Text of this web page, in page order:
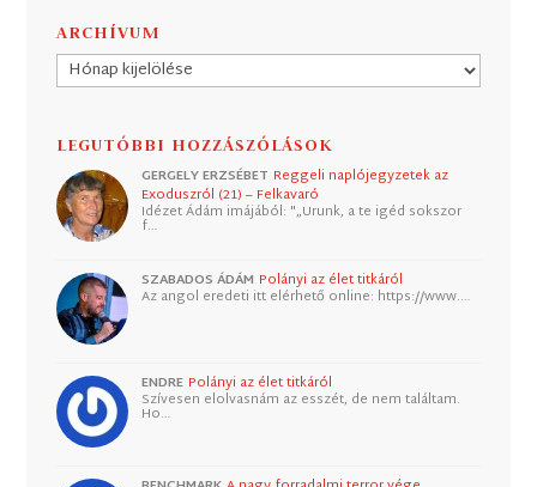
ARCHÍVUM
Archívum
LEGUTÓBBI HOZZÁSZÓLÁSOK
GERGELY ERZSÉBET Reggeli naplójegyzetek az
Exoduszról (21) – Felkavaró
Idézet Ádám imájából: "„Urunk, a te igéd sokszor
f…
SZABADOS ÁDÁM Polányi az élet titkáról
Az angol eredeti itt elérhető online: https://www.…
ENDRE Polányi az élet titkáról
Szívesen elolvasnám az esszét, de nem találtam.
Ho…